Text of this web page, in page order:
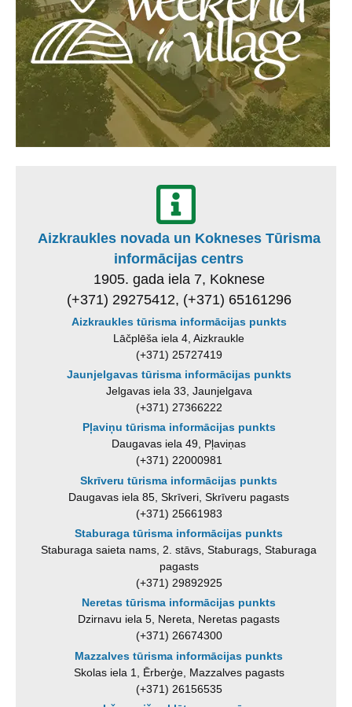
Aizkraukles novada un Kokneses Tūrisma
informācijas centrs
1905. gada iela 7, Koknese
(+371) 29275412, (+371) 65161296
Aizkraukles tūrisma informācijas punkts
Lāčplēša iela 4, Aizkraukle
(+371) 25727419
Jaunjelgavas tūrisma informācijas punkts
Jelgavas iela 33, Jaunjelgava
(+371) 27366222
Pļaviņu tūrisma informācijas punkts
Daugavas iela 49, Pļaviņas
(+371) 22000981
Skrīveru tūrisma informācijas punkts
Daugavas iela 85, Skrīveri, Skrīveru pagasts
(+371) 25661983
Staburaga tūrisma informācijas punkts
Staburaga saieta nams, 2. stāvs, Staburags, Staburaga
pagasts
(+371) 29892925
Neretas tūrisma informācijas punkts
Dzirnavu iela 5, Nereta, Neretas pagasts
(+371) 26674300
Mazzalves tūrisma informācijas punkts
Skolas iela 1, Ērberģe, Mazzalves pagasts
(+371) 26156535